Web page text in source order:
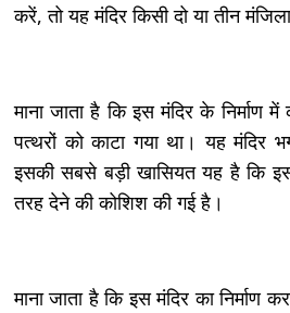
करें, तो यह मंदिर किसी दो या तीन
माना जाता है कि इस मंदिर के निर्माण
पत्थरों को काटा गया था। यह मंदिर
इसकी सबसे बड़ी खासियत यह है कि
तरह देने की कोशिश की गई है।
माना जाता है कि इस मंदिर का निर्माण